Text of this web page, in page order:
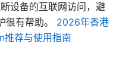
设备的互联网访问，避
很有帮助。 2026年香港
推荐与使用指南